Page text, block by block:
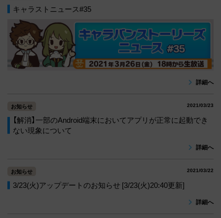
キャラストニュース#35
詳細へ
お知らせ 2021/03/23
【解消】一部のAndroid端末においてアプリが正常に起動でき
ない現象について
詳細へ
お知らせ 2021/03/22
3/23(火)アップデートのお知らせ [3/23(火)20:40更新]
詳細へ